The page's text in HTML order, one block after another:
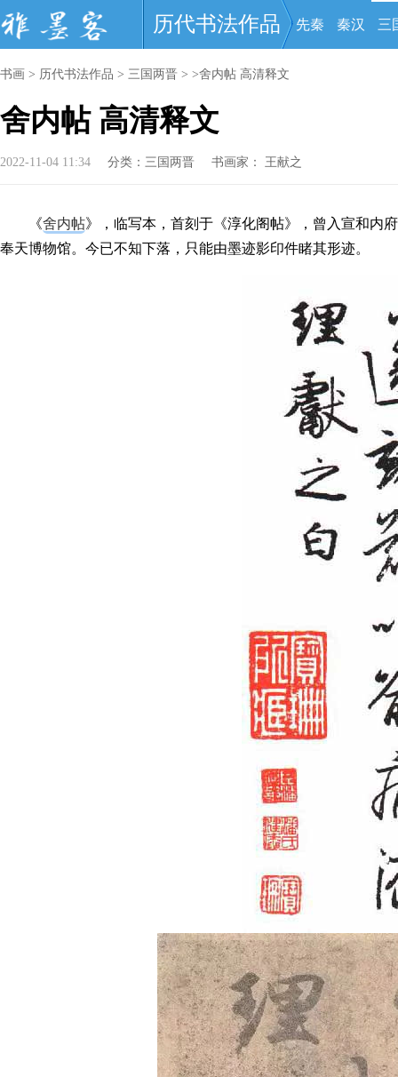
历代书法作品 先秦 秦汉 三
书画 > 历代书法作品 > 三国两晋 > >舍内帖 高清释文
舍内帖 高清释文
2022-11-04 11:34 分类： 三国两晋 书画家： 王献之
《舍内帖》，临写本，首刻于《淳化阁帖》，曾入宣和内
奉天博物馆。今已不知下落，只能由墨迹影印件睹其形迹。